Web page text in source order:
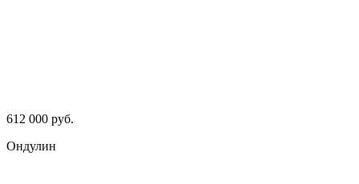
612 000 руб.
Ондулин